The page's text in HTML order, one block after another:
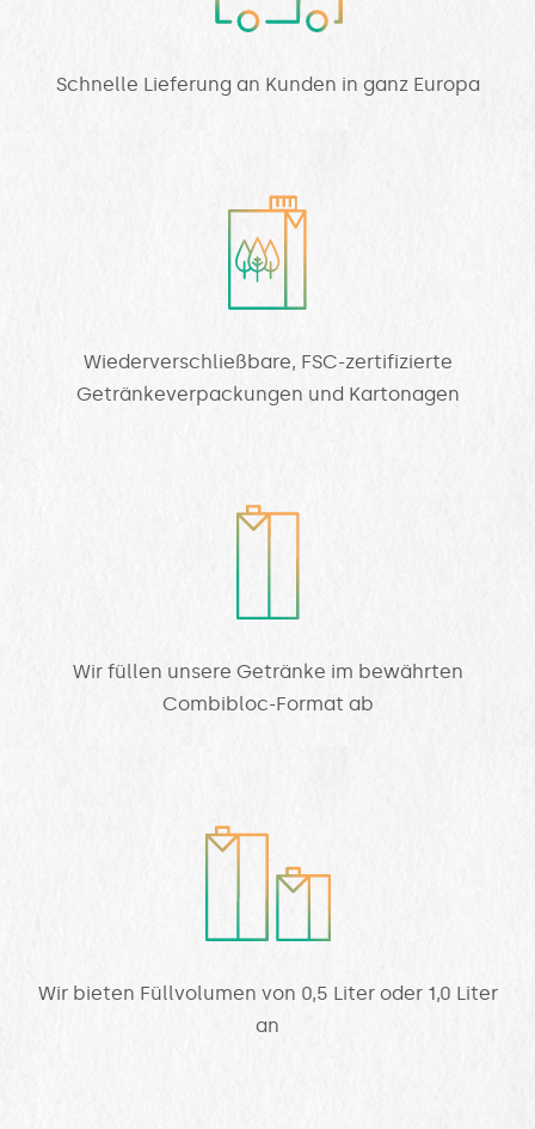
Schnelle Lieferung an Kunden in ganz Europa
Wiederverschließbare, FSC-zertifizierte
Getränkeverpackungen und Kartonagen
Wir füllen unsere Getränke im bewährten
Combibloc-Format ab
Wir bieten Füllvolumen von 0,5 Liter oder 1,0 Liter
an